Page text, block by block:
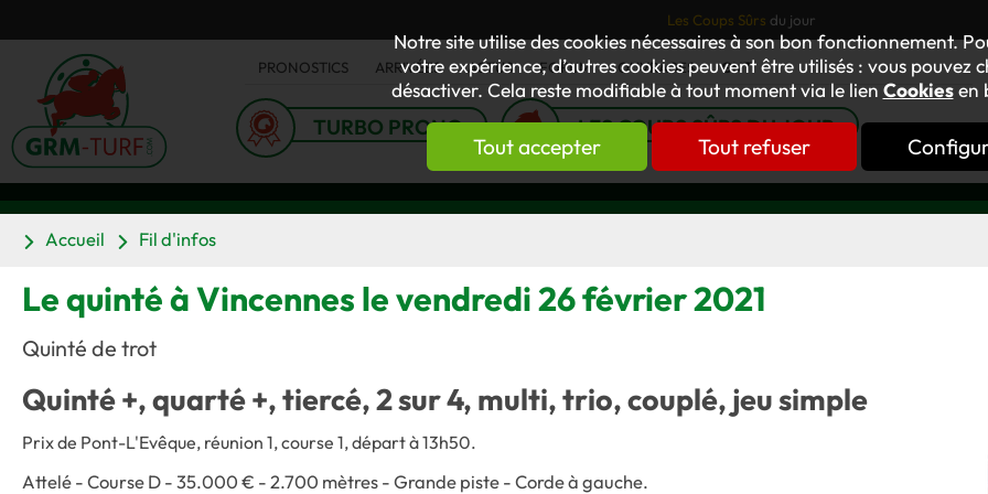
Notre site utilise des cookies nécessaires à son bon fonctionnement.
votre expérience, d’autres cookies peuvent être utilisés : vous pouvez
désactiver. Cela reste modifiable à tout moment via le lien Cookiesen
Tout accepter Tout refuser
Les Coups Sûrs du jour
PRONOSTICS ARRIVÉES ACTUS FORUM OUVRAGES GNT
TURBO PRONO LES COUPS SÛRS DU JOUR
Accueil Fil d'infos
Le quinté à Vincennes le vendredi 26 février 2021
Quinté de trot
Quinté +, quarté +, tiercé, 2 sur 4, multi, trio, couplé, jeu simple
Prix de Pont-L'Evêque, réunion 1, course 1, départ à 13h50.
Attelé - Course D - 35.000 € - 2.700 mètres - Grande piste - Corde à gauche.